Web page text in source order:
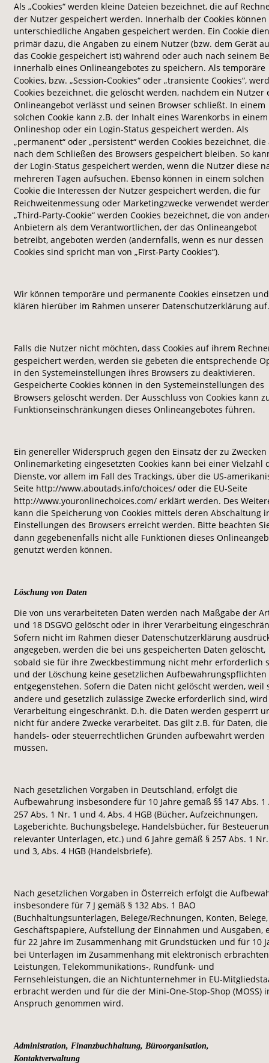
Als „Cookies“ werden kleine Dateien bezeichnet, die auf
der Nutzer gespeichert werden. Innerhalb der Cookies können
unterschiedliche Angaben gespeichert werden. Ein Cookie
primär dazu, die Angaben zu einem Nutzer (bzw. dem Gerät
das Cookie gespeichert ist) während oder auch nach seinem
innerhalb eines Onlineangebotes zu speichern. Als temporäre
Cookies, bzw. „Session-Cookies“ oder „transiente Cookies“,
Cookies bezeichnet, die gelöscht werden, nachdem ein Nutzer
Onlineangebot verlässt und seinen Browser schließt. In einem
solchen Cookie kann z.B. der Inhalt eines Warenkorbs in
Onlineshop oder ein Login-Status gespeichert werden. Als
„permanent“ oder „persistent“ werden Cookies bezeichnet,
nach dem Schließen des Browsers gespeichert bleiben. So
der Login-Status gespeichert werden, wenn die Nutzer diese
mehreren Tagen aufsuchen. Ebenso können in einem solchen
Cookie die Interessen der Nutzer gespeichert werden, die für
Reichweitenmessung oder Marketingzwecke verwendet
„Third-Party-Cookie“ werden Cookies bezeichnet, die von
Anbietern als dem Verantwortlichen, der das Onlineangebot
betreibt, angeboten werden (andernfalls, wenn es nur dessen
Cookies sind spricht man von „First-Party Cookies“).
Wir können temporäre und permanente Cookies einsetzen
klären hierüber im Rahmen unserer Datenschutzerklärung auf.
Falls die Nutzer nicht möchten, dass Cookies auf ihrem
gespeichert werden, werden sie gebeten die entsprechende
in den Systemeinstellungen ihres Browsers zu deaktivieren.
Gespeicherte Cookies können in den Systemeinstellungen des
Browsers gelöscht werden. Der Ausschluss von Cookies kann
Funktionseinschränkungen dieses Onlineangebotes führen.
Ein genereller Widerspruch gegen den Einsatz der zu
Onlinemarketing eingesetzten Cookies kann bei einer Vielzahl
Dienste, vor allem im Fall des Trackings, über die US-
Seite http://www.aboutads.info/choices/ oder die EU-Seite
http://www.youronlinechoices.com/ erklärt werden. Des
kann die Speicherung von Cookies mittels deren Abschaltung
Einstellungen des Browsers erreicht werden. Bitte beachten
dann gegebenenfalls nicht alle Funktionen dieses
genutzt werden können.
Löschung von Daten
Die von uns verarbeiteten Daten werden nach Maßgabe der
und 18 DSGVO gelöscht oder in ihrer Verarbeitung
Sofern nicht im Rahmen dieser Datenschutzerklärung
angegeben, werden die bei uns gespeicherten Daten gelöscht,
sobald sie für ihre Zweckbestimmung nicht mehr erforderlich
und der Löschung keine gesetzlichen Aufbewahrungspflichten
entgegenstehen. Sofern die Daten nicht gelöscht werden,
andere und gesetzlich zulässige Zwecke erforderlich sind,
Verarbeitung eingeschränkt. D.h. die Daten werden gesperrt
nicht für andere Zwecke verarbeitet. Das gilt z.B. für Daten,
handels- oder steuerrechtlichen Gründen aufbewahrt werden
müssen.
Nach gesetzlichen Vorgaben in Deutschland, erfolgt die
Aufbewahrung insbesondere für 10 Jahre gemäß §§ 147 Abs. 1
257 Abs. 1 Nr. 1 und 4, Abs. 4 HGB (Bücher, Aufzeichnungen,
Lageberichte, Buchungsbelege, Handelsbücher, für
relevanter Unterlagen, etc.) und 6 Jahre gemäß § 257 Abs. 1
und 3, Abs. 4 HGB (Handelsbriefe).
Nach gesetzlichen Vorgaben in Österreich erfolgt die
insbesondere für 7 J gemäß § 132 Abs. 1 BAO
(Buchhaltungsunterlagen, Belege/Rechnungen, Konten,
Geschäftspapiere, Aufstellung der Einnahmen und Ausgaben,
für 22 Jahre im Zusammenhang mit Grundstücken und für 10
bei Unterlagen im Zusammenhang mit elektronisch
Leistungen, Telekommunikations-, Rundfunk- und
Fernsehleistungen, die an Nichtunternehmer in EU-
erbracht werden und für die der Mini-One-Stop-Shop (MOSS)
Anspruch genommen wird.
Administration, Finanzbuchhaltung, Büroorganisation,
Kontaktverwaltung